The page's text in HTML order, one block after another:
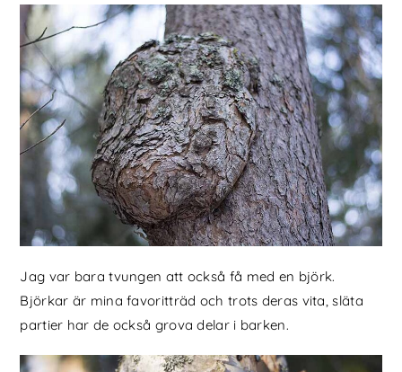
Jag var bara tvungen att också få med en björk.
Björkar är mina favoritträd och trots deras vita, släta
partier har de också grova delar i barken.